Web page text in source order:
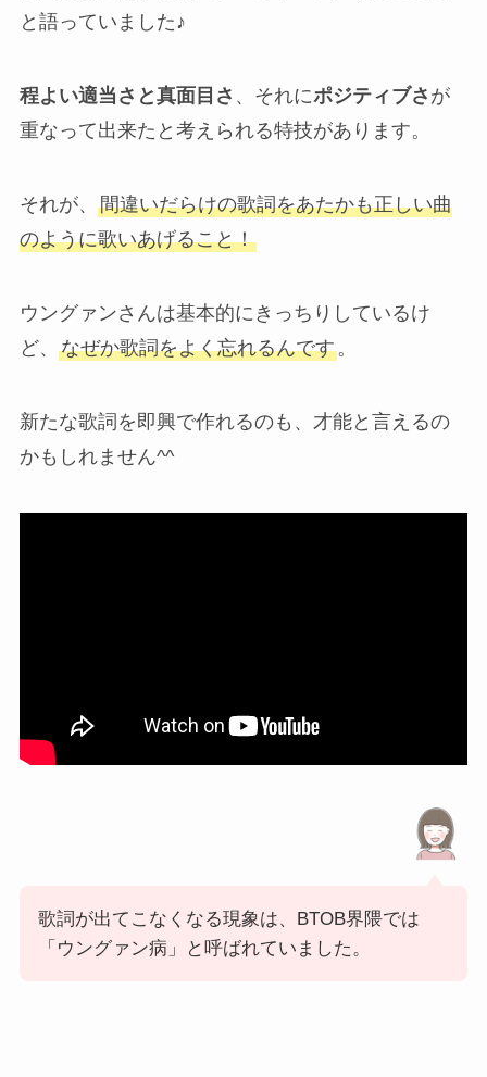
と語っていました♪
程よい適当さと真面目さ 、それにポジティブさ が
重なって出来たと考えられる特技があります。
それが、 間違いだらけの歌詞をあたかも正しい曲
のように歌いあげること！
ウングァンさんは基本的にきっちりしているけ
ど、 なぜか歌詞をよく忘れるんです。
新たな歌詞を即興で作れるのも、才能と言えるの
かもしれません^^
歌詞が出てこなくなる現象は、BTOB界隈では
「ウングァン病」と呼ばれていました。